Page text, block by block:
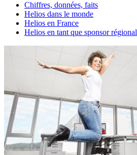
Chiffres, données, faits
Helios dans le monde
Helios en France
Helios en tant que sponsor régional